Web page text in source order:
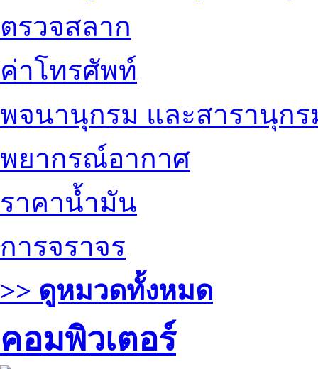
ตรวจสลาก
ค่าโทรศัพท์
พจนานุกรม และสารานุกร
พยากรณ์อากาศ
ราคาน้ำมัน
การจราจร
>> ดูหมวดทั้งหมด
คอมพิวเตอร์